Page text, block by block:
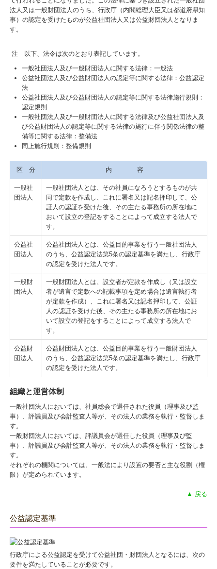
法人又は一般財団法人のうち、行政庁（内閣総理大臣又は都道府県知
事）の認定を受けたものが公益社団法人又は公益財団法人となりま
す。
注 以下、法令は次のとおり表記しています。
一般社団法人及び一般財団法人に関する法律：一般法
公益社団法人及び公益財団法人の認定等に関する法律：公益認定
法
公益社団法人及び公益財団法人の認定等に関する法律施行規則：
認定規則
一般社団法人及び一般財団法人に関する法律及び公益社団法人及
び公益財団法人の認定等に関する法律の施行に伴う関係法律の整
備等に関する法律：整備法
同上施行規則：整備規則
区 分 内 容
一般社
団法人
一般社団法人とは、その社員になろうとするものが共
同で定款を作成し、これに署名又は記名押印して、公
証人の認証を受けた後、その主たる事務所の所在地に
おいて設立の登記をすることによって成立する法人で
す。
公益社
団法人
公益社団法人とは、公益目的事業を行う一般社団法人
のうち、公益認定法第5条の認定基準を満たし、行政庁
の認定を受けた法人です。
一般財
団法人
一般財団法人とは、設立者が定款を作成し（又は設立
者が遺言で定款への記載事項を定め場合は遺言執行者
が定款を作成）、これに署名又は記名押印して、公証
人の認証を受けた後、その主たる事務所の所在地にお
いて設立の登記をすることによって成立する法人で
す。
公益財
団法人
公益財団法人とは、公益目的事業を行う一般財団法人
のうち、公益認定法第5条の認定基準を満たし、行政庁
の認定を受けた法人です。
組織と運営体制
一般社団法人においては、社員総会で選任された役員（理事及び監
事）、評議員及び会計監査人等が、その法人の業務を執行・監督しま
す。
一般財団法人においては、評議員会が選任した役員（理事及び監
事）、評議員及び会計監査人等が、その法人の業務を執行・監督しま
す。
それぞれの機関については、一般法により設置の要否と主な役割（権
限）が定められています。
▲ 戻る
公益認定基準
行政庁による公益認定を受けて公益社団・財団法人となるには、次の
要件を満たしていることが必要です。